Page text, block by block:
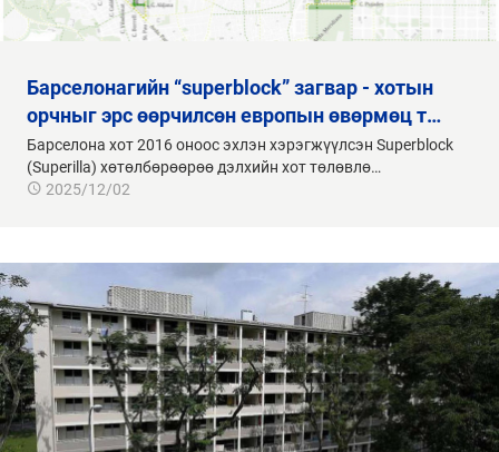
барселонагийн “superblock” загвар - хотын
орчныг эрс өөрчилсөн европын өвөрмөц т…
Барселона хот 2016 оноос эхлэн хэрэгжүүлсэн Superblock
(Superilla) хөтөлбөрөөрөө дэлхийн хот төлөвлө…
2025/12/02